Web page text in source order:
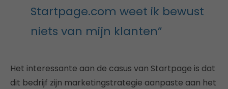
Startpage.com weet ik bewust
niets van mijn klanten”
Het interessante aan de casus van Startpage is dat
dit bedrijf zijn marketingstrategie aanpaste aan het